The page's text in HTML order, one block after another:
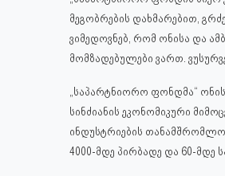
მეგობრების დახმარებით,
ვიმედოვნებ, რომ ონისა და
მომზადებულები ვართ.
„საპარტნიორო ფონდმა“
სინძიანის ეკონომიკური
ინდუსტრიების
4000-მდე პირბადე და 60-მდე